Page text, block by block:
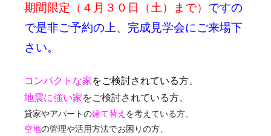
期間限定（４月３０日（土）まで） ですの
で是非ご予約の上、完成見学会にご来場下
さい。
コンパクトな家をご検討されている方、
地震に強い家をご検討されている方、
貸家やアパートの建て替え を考えている方、
空地の管理や活用方法でお困りの方、